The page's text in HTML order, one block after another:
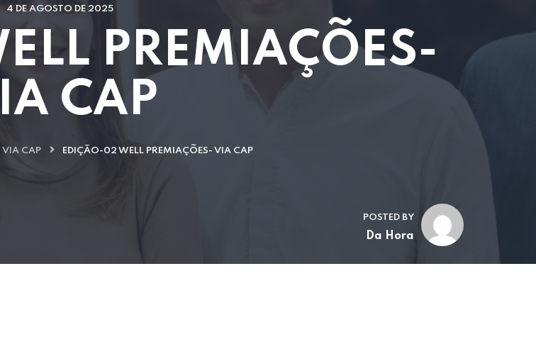
4 DE AGOSTO DE 2025
PREMIAÇÕES-
CAP
VIA CAP EDIÇÃO-02 WELL PREMIAÇÕES- VIA CAP
POSTED BY
Da Hora